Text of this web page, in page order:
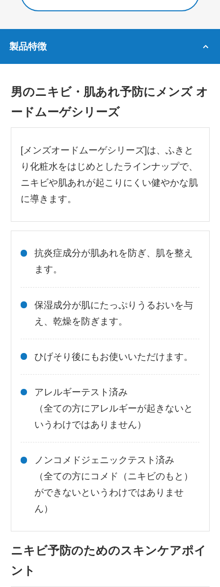
製品特徴
男のニキビ・肌あれ予防にメンズ オ
ードムーゲシリーズ
[メンズオードムーゲシリーズ]は、ふきと
り化粧水をはじめとしたラインナップで、
ニキビや肌あれが起こりにくい健やかな肌
に導きます。
抗炎症成分が肌あれを防ぎ、肌を整え
ます。
保湿成分が肌にたっぷりうるおいを与
え、乾燥を防ぎます。
ひげそり後にもお使いいただけます。
アレルギーテスト済み
（全ての方にアレルギーが起きないと
いうわけではありません）
ノンコメドジェニックテスト済み
（全ての方にコメド（ニキビのもと）
ができないというわけではありませ
ん）
ニキビ予防のためのスキンケアポイ
ント